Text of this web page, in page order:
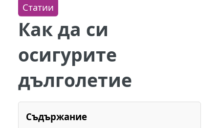
Статии
Как да си
осигурите
дълголетие
Съдържание